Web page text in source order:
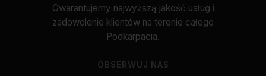
Gwarantujemy najwyższą jakość usług i
zadowolenie klientów na terenie całego
Podkarpacia.
OBSERWUJ NAS